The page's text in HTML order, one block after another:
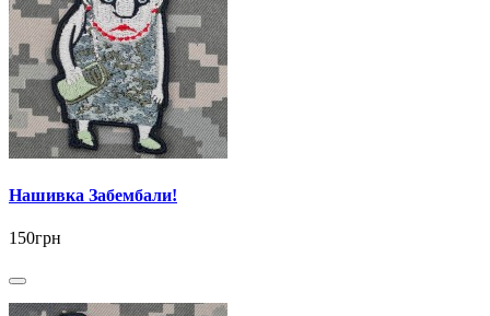
Нашивка Забембали!
150грн